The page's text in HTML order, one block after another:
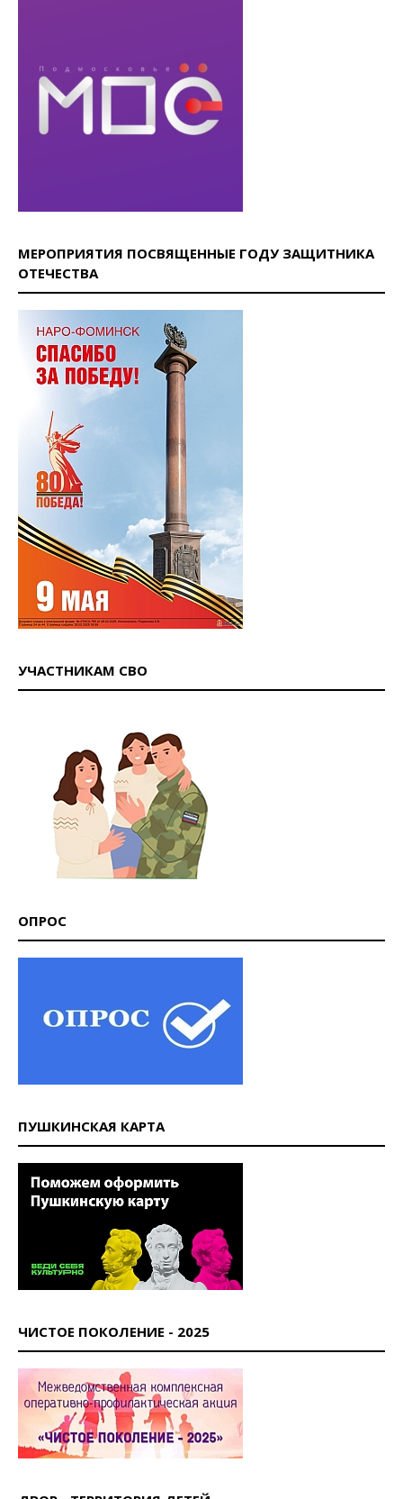
МЕРОПРИЯТИЯ ПОСВЯЩЕННЫЕ ГОДУ ЗАЩИТНИКА
ОТЕЧЕСТВА
УЧАСТНИКАМ СВО
ОПРОС
ПУШКИНСКАЯ КАРТА
ЧИСТОЕ ПОКОЛЕНИЕ - 2025